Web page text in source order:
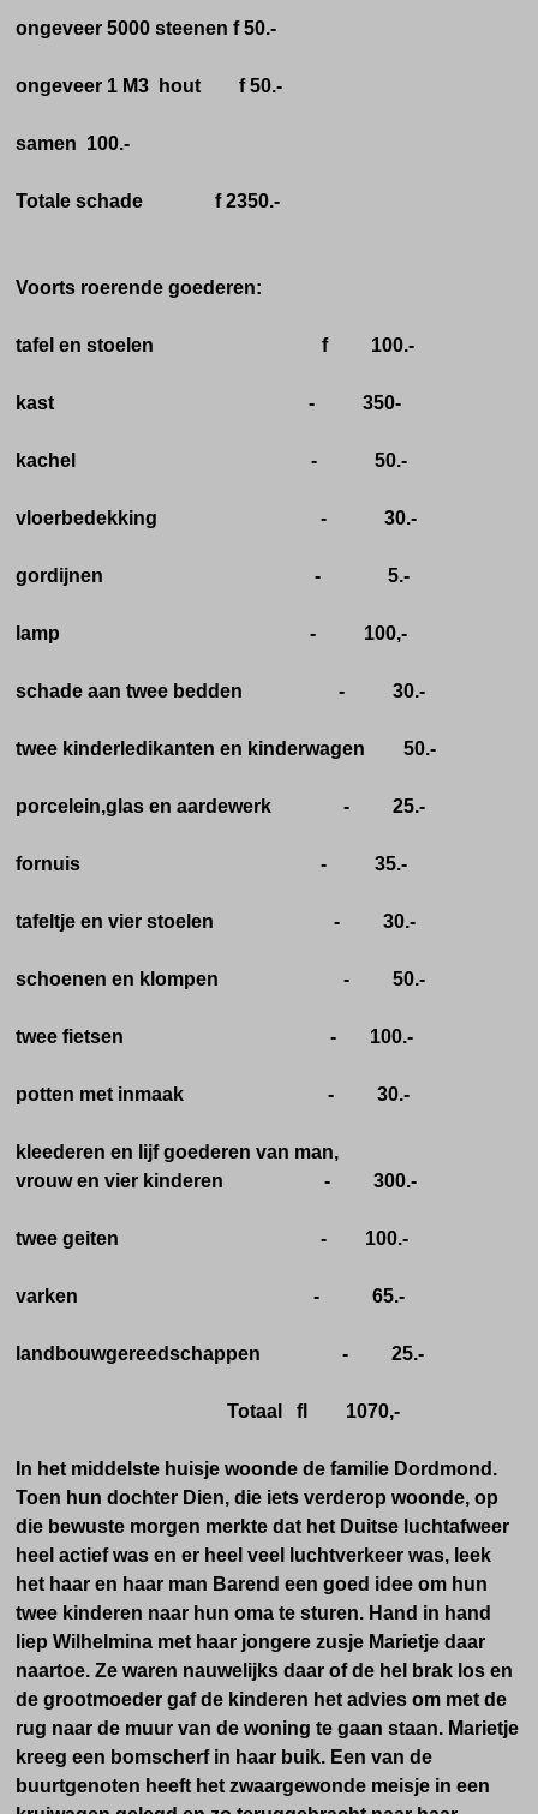
ongeveer 5000 steenen f 50.-
ongeveer 1 M3 hout f 50.-
samen 100.-
Totale schade f 2350.-
Voorts roerende goederen:
tafel en stoelen f 100.-
kast - 350-
kachel - 50.-
vloerbedekking - 30.-
gordijnen - 5.-
lamp - 100,-
schade aan twee bedden - 30.-
twee kinderledikanten en kinderwagen 50.-
porcelein,glas en aardewerk - 25.-
fornuis - 35.-
tafeltje en vier stoelen - 30.-
schoenen en klompen - 50.-
twee fietsen - 100.-
potten met inmaak - 30.-
kleederen en lijf goederen van man,
vrouw en vier kinderen - 300.-
twee geiten - 100.-
varken - 65.-
landbouwgereedschappen - 25.-
Totaal fl 1070,-
In het middelste huisje woonde de familie Dordmond.
Toen hun dochter Dien, die iets verderop woonde, op
die bewuste morgen merkte dat het Duitse luchtafweer
heel actief was en er heel veel luchtverkeer was, leek
het haar en haar man Barend een goed idee om hun
twee kinderen naar hun oma te sturen. Hand in hand
liep Wilhelmina met haar jongere zusje Marietje daar
naartoe. Ze waren nauwelijks daar of de hel brak los en
de grootmoeder gaf de kinderen het advies om met de
rug naar de muur van de woning te gaan staan. Marietje
kreeg een bomscherf in haar buik. Een van de
buurtgenoten heeft het zwaargewonde meisje in een